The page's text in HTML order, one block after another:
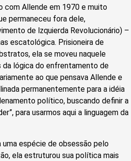
com Allende em 1970 e muito
permaneceu fora dele,
de lzquierda Revolucionário) –
escatológica. Prisioneira de
ela se moveu naquele
lógica do enfrentamento de
ao que pensava Allende e
permanentemente para a idéia
político, buscando definir a
para usarmos aqui a linguagem da
uma espécie de obsessão pelo
ela estruturou sua política mais